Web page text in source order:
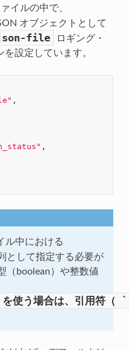
イルの中で、
オブジェクトとして
file
ロギング・
を設定しています。
,
,
ル中における
として指定する必要が
（boolean）や整数値
を使う場合は、引用符（